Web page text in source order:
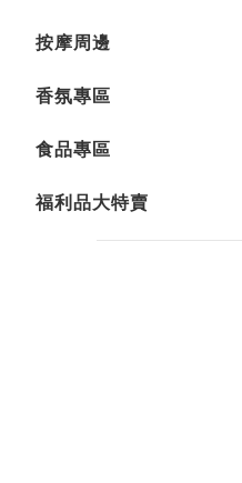
按摩周邊
香氛專區
食品專區
福利品大特賣